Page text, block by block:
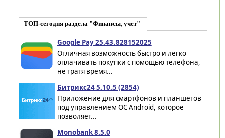
ТОП-сегодня раздела "Финансы, учет"
Google Pay 25.43.828152025
Отличная возможность быстро и легко
оплачивать покупки с помощью телефона,
не тратя время...
Битрикс24 5.10.5 (2854)
Приложение для смартфонов и планшетов
под управлением ОС Android, которое
позволяет...
Monobank 8.5.0